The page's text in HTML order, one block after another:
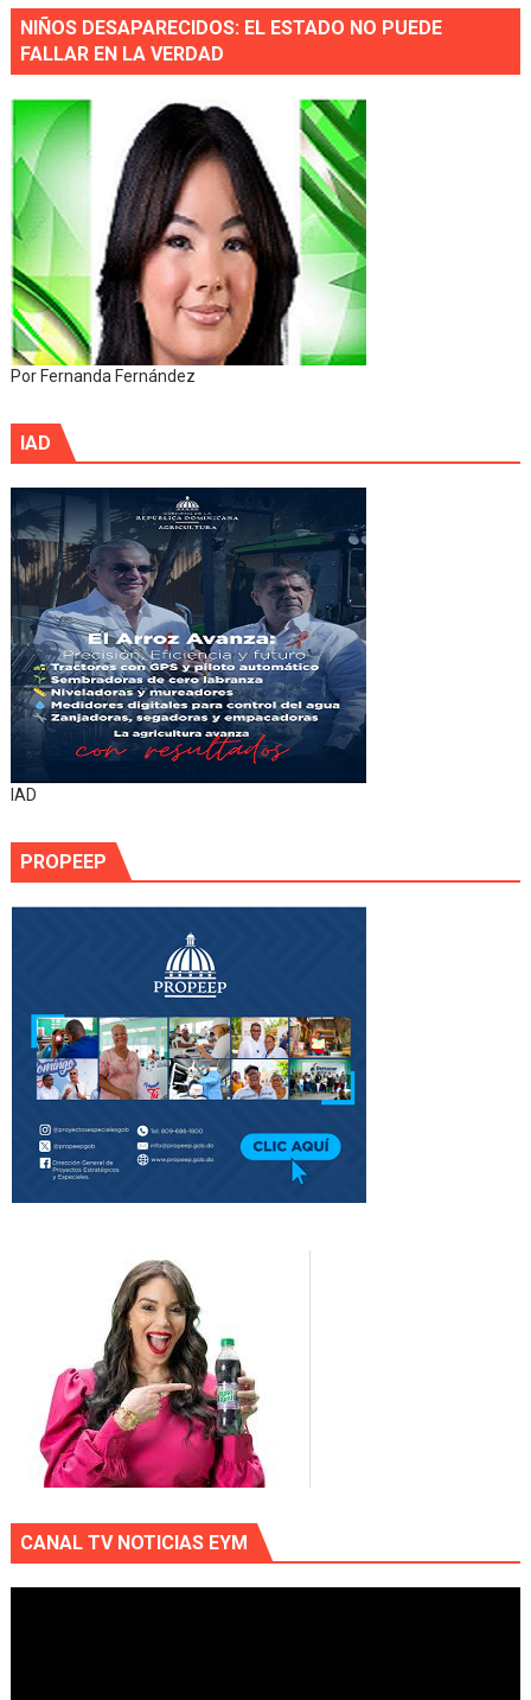
NIÑOS DESAPARECIDOS: EL ESTADO NO PUEDE
FALLAR EN LA VERDAD
Por Fernanda Fernández
IAD
IAD
PROPEEP
CANAL TV NOTICIAS EYM